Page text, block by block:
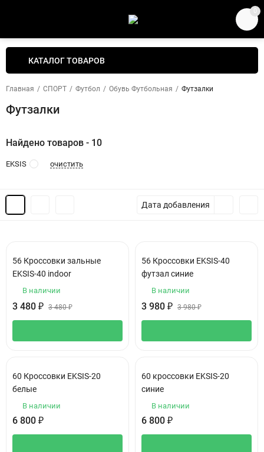
0
КАТАЛОГ ТОВАРОВ
Главная / СПОРТ / Футбол / Обувь Футбольная / Футзалки
Футзалки
Найдено товаров - 10
EKSIS очистить
Дата добавления
56 Кроссовки зальные
EKSIS-40 indoor
В наличии
3 480 ₽ 3 480₽
56 Кроссовки EKSIS-40
футзал синие
В наличии
3 980 ₽ 3 980₽
60 Кроссовки EKSIS-20
белые
В наличии
6 800 ₽
60 кроссовки EKSIS-20
синие
В наличии
6 800 ₽